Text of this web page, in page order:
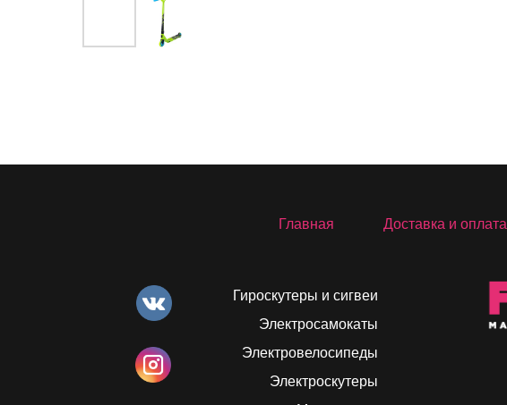
Гироскутеры и сигвеи
Электросамокаты
Электровелосипеды
Электроскутеры
Главная Доставка и оплата